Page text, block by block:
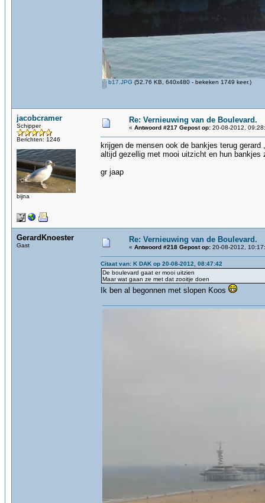
b17.JPG (52.76 KB, 640x480 - bekeken 1749 keer.)
jacobcramer
Schipper
Berichten: 1246
bijna
Re: Vernieuwing van de Boulevard.
« Antwoord #217 Gepost op: 20-08-2012,
krijgen de mensen ook de bankjes terug
altijd gezellig met mooi uitzicht en hun bankjes
gr jaap
GerardKnoester
Gast
Re: Vernieuwing van de Boulevard.
« Antwoord #218 Gepost op: 20-08-2012,
Citaat van: K DAK op 20-08-2012, 08:47:42
De boulevard gaat er mooi uitzien
Maar wat gaan ze met dat zooitje doen
Ik ben al begonnen met slopen Koos